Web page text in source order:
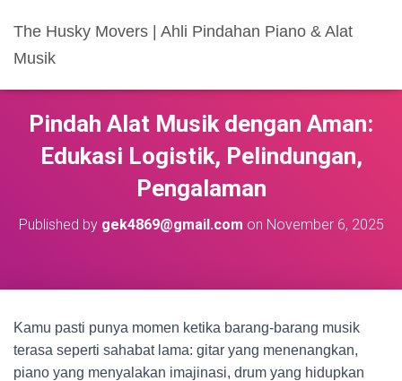
The Husky Movers | Ahli Pindahan Piano & Alat
Musik
Pindah Alat Musik dengan Aman:
Edukasi Logistik, Pelindungan,
Pengalaman
Published by gek4869@gmail.com on November 6, 2025
Kamu pasti punya momen ketika barang-barang musik
terasa seperti sahabat lama: gitar yang menenangkan,
piano yang menyalakan imajinasi, drum yang hidupkan